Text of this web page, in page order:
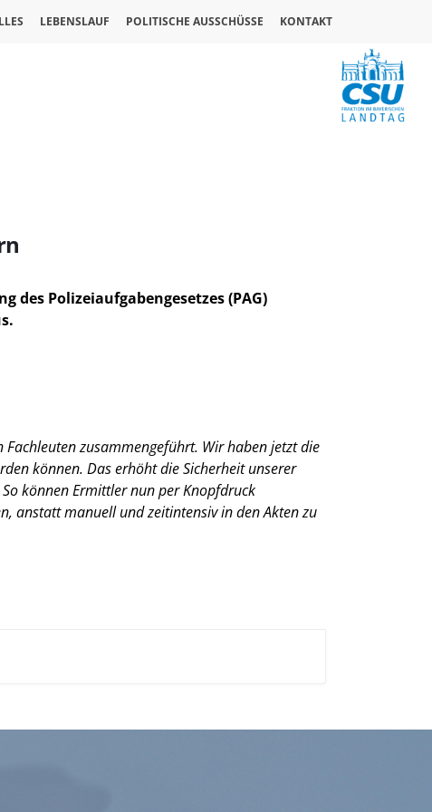
LEBENSLAUF POLITISCHE AUSSCHÜSSE KONTAKT
des Polizeiaufgabengesetzes (PAG)
Fachleuten zusammengeführt. Wir haben jetzt die
können. Das erhöht die Sicherheit unserer
können Ermittler nun per Knopfdruck
anstatt manuell und zeitintensiv in den Akten zu